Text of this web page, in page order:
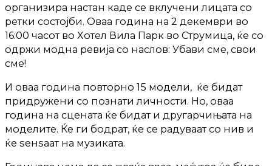
организира настан каде се вклучени лицата со
ретки состојби. Оваа година на 2 декември во
16:00 часот во Хотел Вила Парк во Струмица, ќе со
одржи модна ревија со наслов: Убави сме, свои
сме!
И оваа година повторно 15 модели, ќе бидат
придружени со познати личности. Но, оваа
година на сцената ќе бидат и другарчињата на
моделите. Ќе ги бодрат, ќе се радуваат со нив и
ќе ѕенѕаат на музиката.